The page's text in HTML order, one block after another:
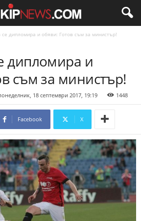
се дипломира и обяви: Готов съм за министър!
дипломира и
съм за министър!
18 септември 2017, 19:19 1448
Facebook X